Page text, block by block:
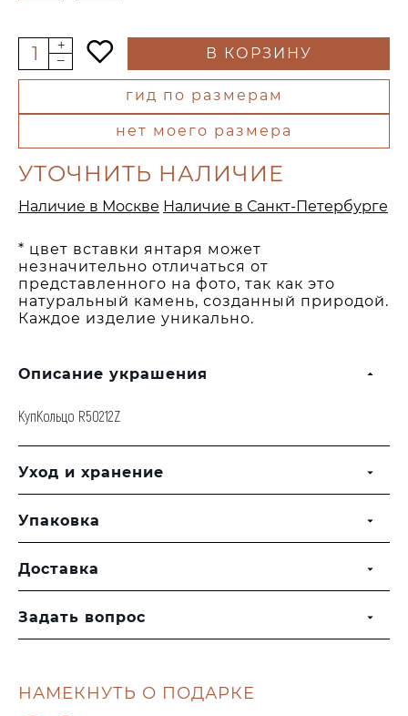
В КОРЗИНУ
гид по размерам
нет моего размера
НАМЕКНУТЬ О ПОДАРКЕ
* цвет вставки янтаря может
незначительно отличаться от
представленного на фото, так как это
натуральный камень, созданный природой.
Каждое изделие уникально.
Описание украшения
КупКольцо R50212Z
Уход и хранение
Упаковка
Доставка
Задать вопрос
УТОЧНИТЬ НАЛИЧИЕ
Наличие в Москве Наличие в Санкт-Петербурге